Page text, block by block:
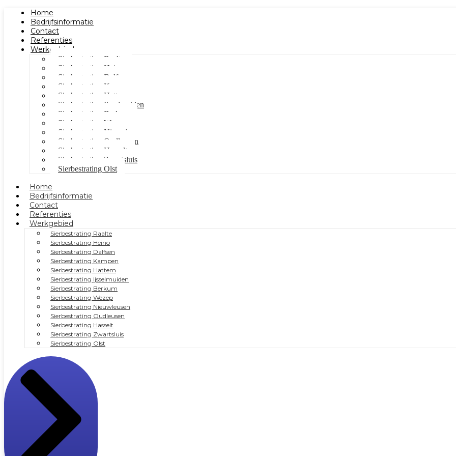
Home
Bedrijfsinformatie
Contact
Referenties
Werkgebied
Sierbestrating Raalte
Sierbestrating Heino
Sierbestrating Dalfsen
Sierbestrating Kampen
Sierbestrating Hattem
Sierbestrating Ijsselmuiden
Sierbestrating Berkum
Sierbestrating Wezep
Sierbestrating Nieuwleusen
Sierbestrating Oudleusen
Sierbestrating Hasselt
Sierbestrating Zwartsluis
Sierbestrating Olst
Home
Bedrijfsinformatie
Contact
Referenties
Werkgebied
Sierbestrating Raalte
Sierbestrating Heino
Sierbestrating Dalfsen
Sierbestrating Kampen
Sierbestrating Hattem
Sierbestrating Ijsselmuiden
Sierbestrating Berkum
Sierbestrating Wezep
Sierbestrating Nieuwleusen
Sierbestrating Oudleusen
Sierbestrating Hasselt
Sierbestrating Zwartsluis
Sierbestrating Olst